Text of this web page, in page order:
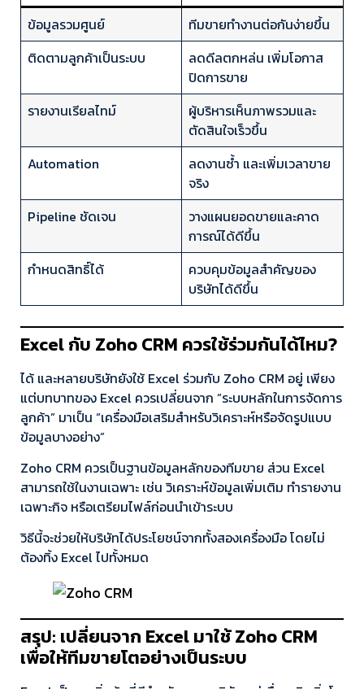
ข้อมูลรวมศูนย์
ทีมขายทำงานต่อกันง่ายขึ้น
ติดตามลูกค้าเป็นระบบ
ลดดีลตกหล่น เพิ่มโอกาส
ปิดการขาย
รายงานเรียลไทม์
ผู้บริหารเห็นภาพรวมและ
ตัดสินใจเร็วขึ้น
Automation
ลดงานซ้ำ และเพิ่มเวลาขาย
จริง
Pipeline ชัดเจน
วางแผนยอดขายและคาด
การณ์ได้ดีขึ้น
กำหนดสิทธิ์ได้
ควบคุมข้อมูลสำคัญของ
บริษัทได้ดีขึ้น
Excel กับ Zoho CRM ควรใช้ร่วมกันได้ไหม?
ได้ และหลายบริษัทยังใช้ Excel ร่วมกับ Zoho CRM อยู่ เพียง
แต่บทบาทของ Excel ควรเปลี่ยนจาก “ระบบหลักในการจัดการ
ลูกค้า” มาเป็น “เครื่องมือเสริมสำหรับวิเคราะห์หรือจัดรูปแบบ
ข้อมูลบางอย่าง”
Zoho CRM ควรเป็นฐานข้อมูลหลักของทีมขาย ส่วน Excel
สามารถใช้ในงานเฉพาะ เช่น วิเคราะห์ข้อมูลเพิ่มเติม ทำรายงาน
เฉพาะกิจ หรือเตรียมไฟล์ก่อนนำเข้าระบบ
วิธีนี้จะช่วยให้บริษัทได้ประโยชน์จากทั้งสองเครื่องมือ โดยไม่
ต้องทิ้ง Excel ไปทั้งหมด
สรุป: เปลี่ยนจาก Excel มาใช้ Zoho CRM
เพื่อให้ทีมขายโตอย่างเป็นระบบ